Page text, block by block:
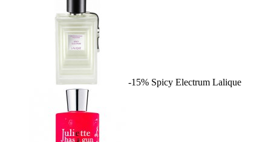
-15% Spicy Electrum Lalique